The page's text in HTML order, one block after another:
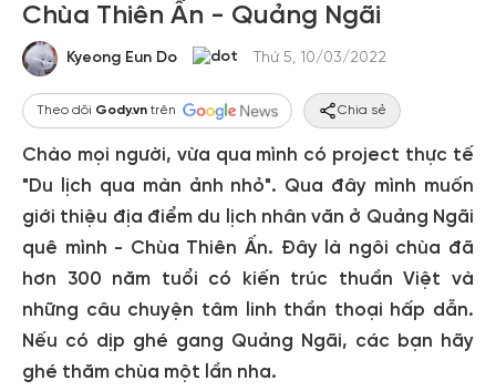
Chùa Thiên Ấn - Quảng Ngãi
Kyeong Eun Do Thứ 5, 10/03/2022
Theo dõi Gody.vntrên Chia sẻ
Chào mọi người, vừa qua mình có project thực tế
"Du lịch qua màn ảnh nhỏ". Qua đây mình muốn
giới thiệu địa điểm du lịch nhân văn ở Quảng Ngãi
quê mình - Chùa Thiên Ấn. Đây là ngôi chùa đã
hơn 300 năm tuổi có kiến trúc thuần Việt và
những câu chuyện tâm linh thần thoại hấp dẫn.
Nếu có dịp ghé gang Quảng Ngãi, các bạn hãy
ghé thăm chùa một lần nha.